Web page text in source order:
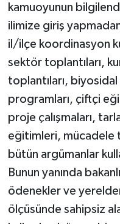
kamuoyunun
ilimize giriş
il/ilçe koordinasyon
sektör toplantıları,
toplantıları,
programları, çiftçi
proje çalışmaları,
eğitimleri, mücadele
bütün argümanlar
Bunun yanında
ödenekler ve
ölçüsünde sahipsiz